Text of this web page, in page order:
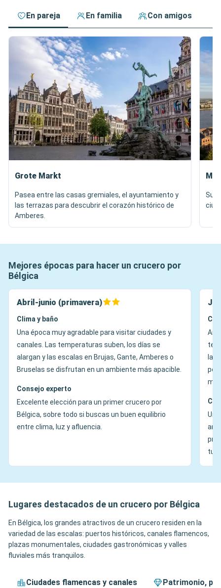
En pareja En familia Con amigos
Grote Markt
Pasea entre las casas gremiales, el ayuntamiento y
las terrazas para descubrir el corazón histórico de
Amberes.
Mejores épocas para hacer un crucero por
Bélgica
Abril-junio (primavera)
Clima y baño
Una época muy agradable para visitar ciudades y
canales. Las temperaturas suben, los días se
alargan y las escalas en Brujas, Gante, Amberes o
Bruselas se disfrutan en un ambiente más apacible.
Consejo experto
Excelente elección para un primer crucero por
Bélgica, sobre todo si buscas un buen equilibrio
entre clima, luz y afluencia.
las
Lugares destacados de un crucero por Bélgica
En Bélgica, los grandes atractivos de un crucero residen en la
variedad de las escalas: puertos históricos, canales flamencos,
plazas monumentales, ciudades gastronómicas y valles
fluviales más tranquilos.
Ciudades flamencas y canales Patrimonio,